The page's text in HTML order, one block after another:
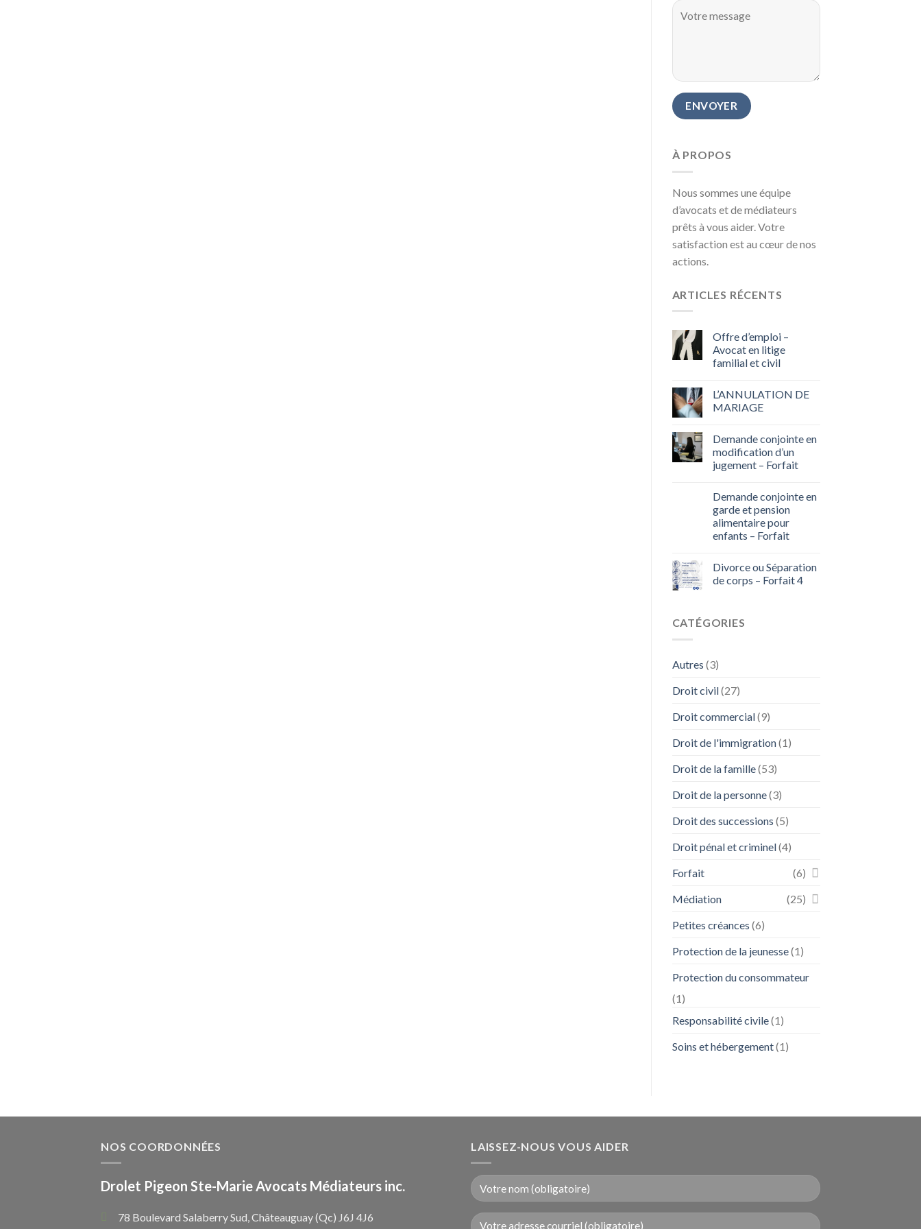
À PROPOS
Nous sommes une équipe
d’avocats et de médiateurs
prêts à vous aider. Votre
satisfaction est au cœur de nos
actions.
ARTICLES RÉCENTS
Offre d’emploi –
Avocat en litige
familial et civil
L’ANNULATION DE
MARIAGE
Demande conjointe en
modification d’un
jugement – Forfait
Demande conjointe en
garde et pension
alimentaire pour
enfants – Forfait
Divorce ou Séparation
de corps – Forfait 4
CATÉGORIES
Autres (3)
Droit civil(27)
Droit commercial(9)
Droit de l'immigration(1)
Droit de la famille(53)
Droit de la personne(3)
Droit des successions (5)
Droit pénal et criminel(4)
Forfait
(6)
Médiation
(25)
Petites créances (6)
Protection de la jeunesse(1)
Protection du consommateur
(1)
Responsabilité civile(1)
Soins et hébergement(1)
NOS COORDONNÉES
Drolet Pigeon Ste-Marie Avocats Médiateurs inc.
78 Boulevard Salaberry Sud, Châteauguay (Qc) J6J 4J6
LAISSEZ-NOUS VOUS AIDER